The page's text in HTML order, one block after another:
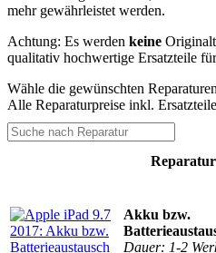
mehr gewährleistet werden.
Achtung: Es werden keine
qualitativ hochwertige Ersatzteile
Wähle die gewünschten
Alle Reparaturpreise inkl.
Akku bzw.
Dauer: 1-2